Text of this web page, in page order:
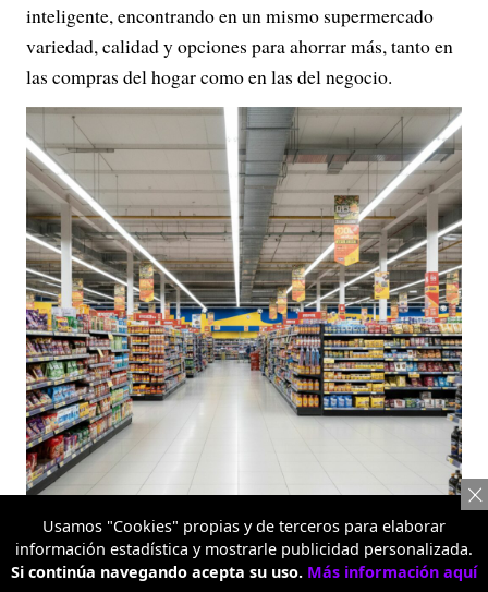
inteligente, encontrando en un mismo supermercado
variedad, calidad y opciones para ahorrar más, tanto en
las compras del hogar como en las del negocio.
Metro Alquería
Usamos "Cookies" propias y de terceros para elaborar
información estadística y mostrarle publicidad personalizada.
Si continúa navegando acepta su uso. Más información aquí